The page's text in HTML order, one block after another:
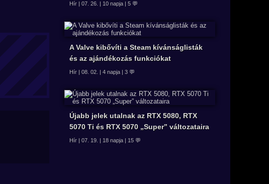
Hír | 07. 26. | 10 napja | 5 💬
A Valve kibővíti a Steam kívánságlisták
és az ajándékozás funkciókat
Hír | 08. 02. | 4 napja | 3 💬
Újabb jelek utalnak az RTX 5080, RTX
5070 Ti és RTX 5070 „Super” változataira
Hír | 07. 19. | 18 napja | 15 💬